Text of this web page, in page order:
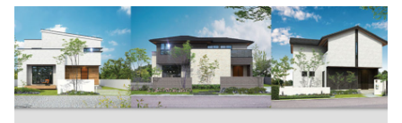
暮
ら
し
に
役
立
つ